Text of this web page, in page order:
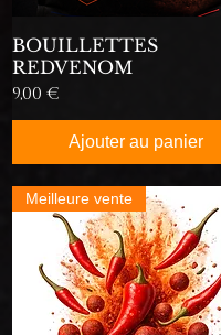
BOUILLETTES
REDVENOM
Prix
9,00 €
Ajouter au panier
Meilleure vente